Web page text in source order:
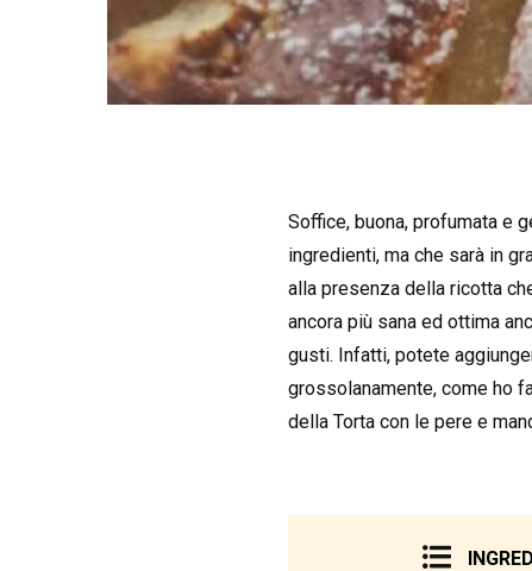
Soffice, buona, profumata e
ingredienti, ma che sarà in
alla presenza della ricotta
ancora più sana ed ottima
gusti. Infatti, potete
grossolanamente, come ho
della Torta con le pere e